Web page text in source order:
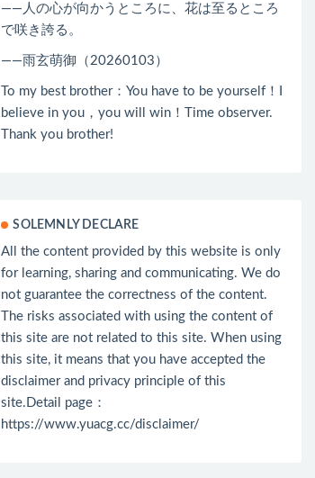
――人の心が向かうところに、花は至るところ
で咲き誇る。
——雨玄萌御（20260103）
To my best brother：You have to be yourself！I
believe in you，you will win！Time observer.
Thank you brother!
SOLEMNLY DECLARE
All the content provided by this website is only
for learning, sharing and communicating. We do
not guarantee the correctness of the content.
The risks associated with using the content of
this site are not related to this site. When using
this site, it means that you have accepted the
disclaimer and privacy principle of this
site.Detail page：
https://www.yuacg.cc/disclaimer/